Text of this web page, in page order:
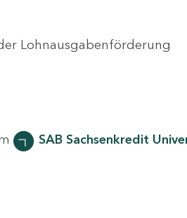
Lohnausgabenförderung
SAB Sachsenkredit